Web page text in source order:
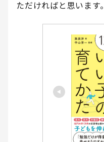
ただければと思います。